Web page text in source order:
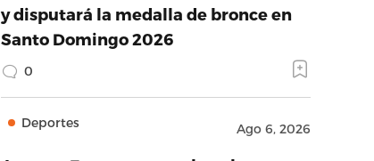
y disputará la medalla de bronce en
Santo Domingo 2026
0
Deportes Ago 6, 2026